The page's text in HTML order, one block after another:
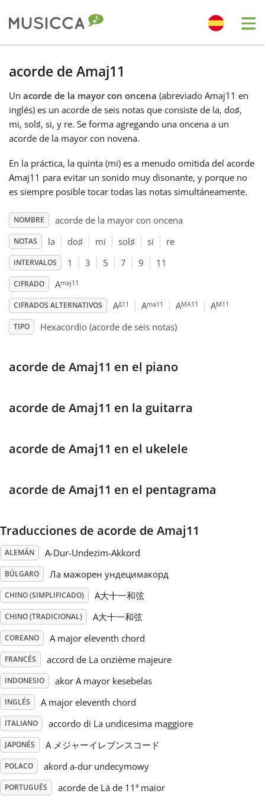
Български
Dansk
Deutsch
English
Français
한국어
हिन्दी
Italiano
Русский
Svenska
Tiếng Việt
Українська
简体中文
繁體中文
acorde de Amaj11
Un acorde de la mayor con oncena (abreviado Amaj11 en
inglés) es un acorde de seis notas que consiste de la, do♯,
mi, sol♯, si, y re. Se forma agregando una oncena a un
acorde de la mayor con novena.
En la práctica, la quinta (mi) es a menudo omitida del acorde
Amaj11 para evitar un sonido muy disonante, y porque no
es siempre posible tocar todas las notas simultáneamente.
NOMBRE acorde de la mayor con oncena
NOTAS la do♯ mi sol♯ si re
INTERVALOS 1 3 5 7 9 11
CIFRADO Amaj11
CIFRADOS ALTERNATIVOS AΔ11 Ama11 AMA11 AM11
TIPO Hexacordio (acorde de seis notas)
acorde de Amaj11 en el piano
acorde de Amaj11 en la guitarra
acorde de Amaj11 en el ukelele
acorde de Amaj11 en el pentagrama
Traducciones de acorde de Amaj11
ALEMÁN A-Dur-Undezim-Akkord
BÚLGARO Ла мажорен ундецимакорд
CHINO (SIMPLIFICADO) A大十一和弦
CHINO (TRADICIONAL) A大十一和弦
COREANO A major eleventh chord
FRANCÉS accord de La onzième majeure
INDONESIO akor A mayor kesebelas
INGLÉS A major eleventh chord
ITALIANO accordo di La undicesima maggiore
JAPONÉS A メジャーイレブンスコード
POLACO akord a-dur undecymowy
PORTUGUÉS acorde de Lá de 11ª maior